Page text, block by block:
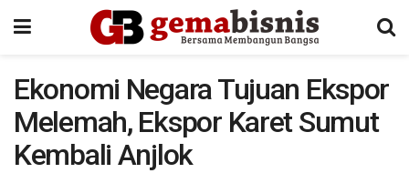
Ekonomi Negara Tujuan Ekspor
Melemah, Ekspor Karet Sumut
Kembali Anjlok